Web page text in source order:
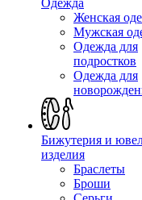
Одежда
Женская
Мужская
Одежда для
подростков
Одежда для
Бижутерия и
изделия
Браслеты
Броши